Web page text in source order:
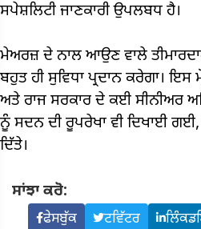
ਸਪੇਸ਼ਲਿਟੀ ਜਾਣਕਾਰੀ ਉਪਲਬਧ ਹੈ।
ਮੇਅਰਜ਼ ਦੇ ਨਾਲ ਆਉਣ ਵਾਲੇ
ਬਹੁਤ ਹੀ ਸੁਵਿਧਾ ਪ੍ਰਦਾਨ ਕਰੇਗਾ।
ਅਤੇ ਰਾਜ ਸਰਕਾਰ ਦੇ ਕਈ ਸੀਨੀਅਰ
ਨੂੰ ਸਦਨ ਦੀ ਰੂਪਰੇਖਾ ਵੀ ਦਿਖਾਈ
ਦਿੱਤੇ।
ਸਾਂਝਾ ਕਰੋ:
ਫੇਸਬੁੱਕ ਟਵਿੱਟਰ